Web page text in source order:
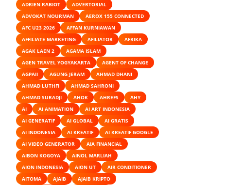
ADRIEN RABIOT
ADVERTORIAL
ADVOKAT NOURMAN
AEROX 155 CONNECTED
AFC U23 2026
AFFAN KURNIAWAN
AFFILIATE MARKETING
AFILIATOR
AFRIKA
AGAK LAEN 2
AGAMA ISLAM
AGEN TRAVEL YOGYAKARTA
AGENT OF CHANGE
AGPAII
AGUNG JERAM
AHMAD DHANI
AHMAD LUTHFI
AHMAD SAHRONI
AHMAD SURADJI
AHOK AHREFS
AHY
AI
AI ANIMATION
AI ART INDONESIA
AI GENERATIF
AI GLOBAL
AI GRATIS
AI INDONESIA
AI KREATIF
AI KREATIF GOOGLE
AI VIDEO GENERATOR
AIA FINANCIAL
AIBON KOGOYA
AINOL MARLIAH
AION INDONESIA
AION UT
AIR CONDITIONER
AITOMA
AJAIB
AJAIB KRIPTO